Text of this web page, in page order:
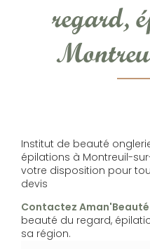
regard,
Institut de beauté
épilations à Montreuil-
votre disposition pour
devis
Contactez Aman'Beauté
beauté du regard,
sa région.